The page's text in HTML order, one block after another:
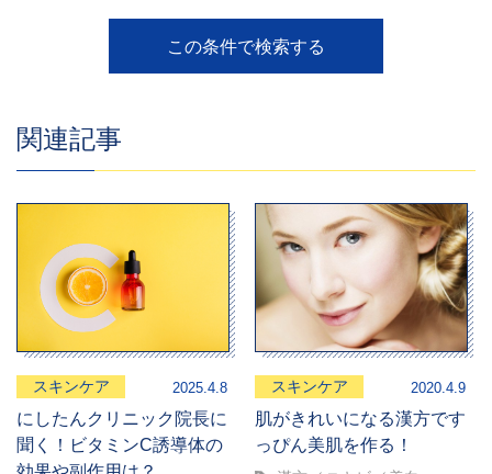
関連記事
スキンケア 2025.4.8
にしたんクリニック院長に
聞く！ビタミンC誘導体の
スキンケア 2020.4.9
肌がきれいになる漢方です
っぴん美肌を作る！